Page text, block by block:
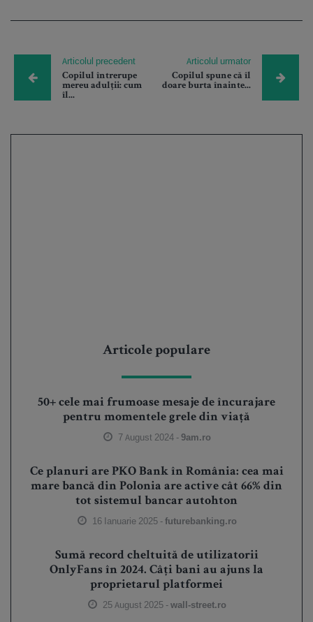
Articolul precedent
Copilul întrerupe
mereu adulții: cum
îl...
Articolul urmator
Copilul spune că îl
doare burta înainte...
Articole populare
50+ cele mai frumoase mesaje de încurajare
pentru momentele grele din viață
7 August 2024 -9am.ro
Ce planuri are PKO Bank în România: cea mai
mare bancă din Polonia are active cât 66% din
tot sistemul bancar autohton
16 Ianuarie 2025 -futurebanking.ro
Sumă record cheltuită de utilizatorii
OnlyFans în 2024. Câți bani au ajuns la
proprietarul platformei
25 August 2025 -wall-street.ro